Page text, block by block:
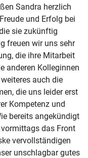
Sandra herzlich
und Erfolg bei
sie zukünftig
freuen wir uns sehr
die ihre Mitarbeit
anderen Kolleginnen
auch die
die uns leider erst
Kompetenz und
bereits angekündigt
das Front
vervollständigen
unschlagbar gutes